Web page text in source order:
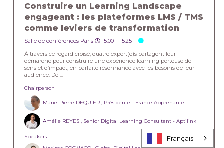
Construire un Learning Landscape
engageant : les plateformes LMS / TMS
comme leviers de transformation
Salle de conférences Paris 15:00 –15:25
À travers ce regard croisé, quatre expert(e)s partagent leur
démarche pour construire une expérience learning porteuse de
sens et d’impact, en parfaite résonnance avec les besoins de leur
audience. De ...
Chairperson
Marie-Pierre DEQUIER , Présidente - France Apprenante
Amélie REYES , Senior Digital Learning Consultant - Aptilink
Speakers
Français